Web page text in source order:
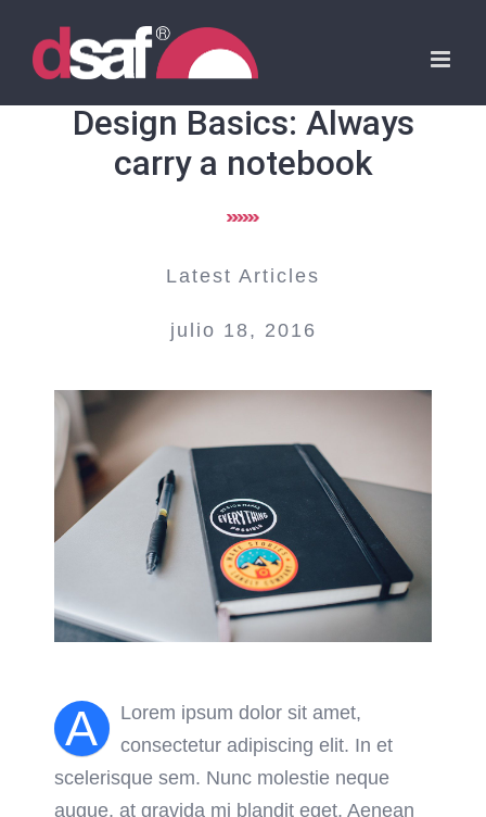
content
Design Basics: Always
carry a notebook
Latest Articles
julio 18, 2016
A
Lorem ipsum dolor sit amet,
consectetur adipiscing elit. In et
scelerisque sem. Nunc molestie neque
augue, at gravida mi blandit eget. Aenean